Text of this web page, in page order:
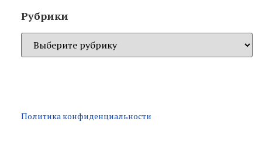
Рубрики
Политика конфиденциальности